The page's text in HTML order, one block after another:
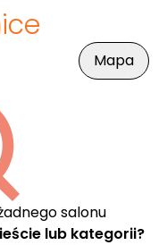
Mapa
salonu
lub kategorii?